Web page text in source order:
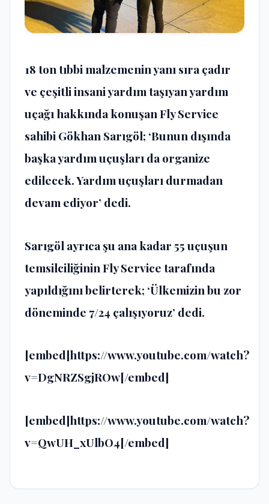
18 ton tıbbi malzemenin yanı sıra çadır
ve çeşitli insani yardım taşıyan yardım
uçağı hakkında konuşan Fly Service
sahibi Gökhan Sarıgöl; ‘Bunun dışında
başka yardım uçuşları da organize
edilecek. Yardım uçuşları durmadan
devam ediyor’ dedi.
Sarıgöl ayrıca şu ana kadar 55 uçuşun
temsilciliğinin Fly Service tarafında
yapıldığını belirterek; ‘Ülkemizin bu zor
döneminde 7/24 çalışıyoruz’ dedi.
[embed]https://www.youtube.com/watch?
v=DgNRZSgjROw[/embed]
[embed]https://www.youtube.com/watch?
v=QwUH_xUlbO4[/embed]